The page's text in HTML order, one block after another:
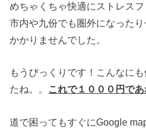
めちゃくちゃ快適にストレス
市内や九份でも圏外になった
かかりませんでした。
もうびっくりです！こんなに
たね。。 これで１０００円で
道で困ってもすぐにGoogle